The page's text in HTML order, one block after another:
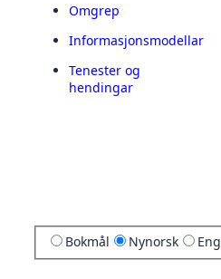
Omgrep
Informasjonsmodellar
Tenester og
hendingar
Bokmål Nynorsk